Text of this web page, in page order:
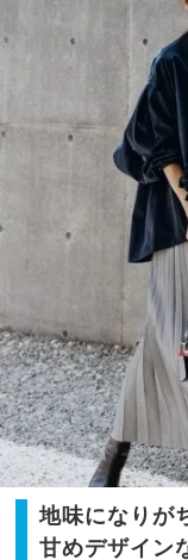
地味になりが
甘めデザイン